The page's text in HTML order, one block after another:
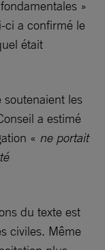
»
ci a confirmé le
était
les
a estimé
« ne portait
du texte est
civiles. Même